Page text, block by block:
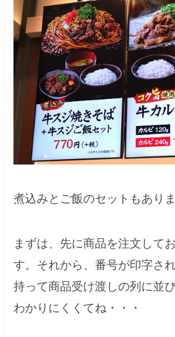
煮込みとご飯のセットもあり
まずは、先に商品を注文して
す。それから、番号が印字さ
持って商品受け渡しの列に並
わかりにくくてね・・・